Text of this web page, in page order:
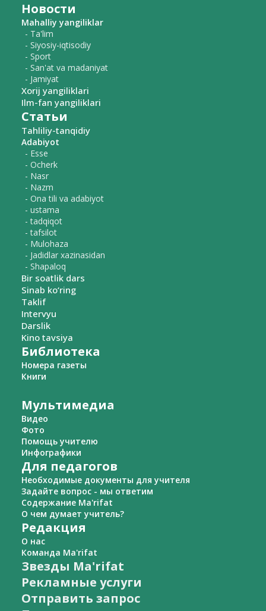
Новости
Mahalliy yangiliklar
- Ta'lim
- Siyosiy-iqtisodiy
- Sport
- San'at va madaniyat
- Jamiyat
Xorij yangiliklari
Ilm-fan yangiliklari
Статьи
Tahliliy-tanqidiy
Adabiyot
- Esse
- Ocherk
- Nasr
- Nazm
- Ona tili va adabiyot
- ustama
- tadqiqot
- tafsilot
- Mulohaza
- Jadidlar xazinasidan
- Shapaloq
Bir soatlik dars
Sinab ko‘ring
Taklif
Intervyu
Darslik
Kino tavsiya
Библиотека
Номера газеты
Книги
Мультимедиа
Видео
Фото
Помощь учителю
Инфографики
Для педагогов
Необходимые документы для учителя
Задайте вопрос - мы ответим
Содержание Ma'rifat
О чем думает учитель?
Редакция
О нас
Команда Ma'rifat
Звезды Ma'rifat
Рекламные услуги
Отправить запрос